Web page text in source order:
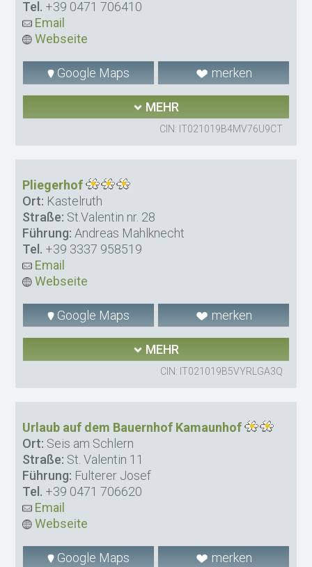
Tel. +39 0471 706410
Email
Webseite
Google Maps merken
MEHR
CIN: IT021019B4MV76U9CT
Pliegerhof
Ort: Kastelruth
Straße: St.Valentin nr. 28
Führung: Andreas Mahlknecht
Tel. +39 3337 958519
Email
Webseite
Google Maps merken
MEHR
CIN: IT021019B5VYRLGA3Q
Urlaub auf dem Bauernhof Kamaunhof
Ort: Seis am Schlern
Straße: St. Valentin 11
Führung: Fulterer Josef
Tel. +39 0471 706620
Email
Webseite
Google Maps merken